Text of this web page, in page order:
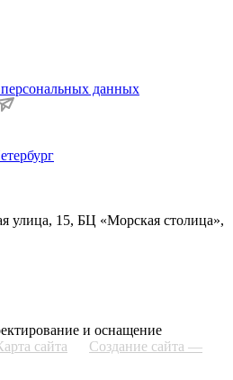
данных
улица, 15, БЦ «Морская столица»,
и оснащение
сайта
Создание сайта —